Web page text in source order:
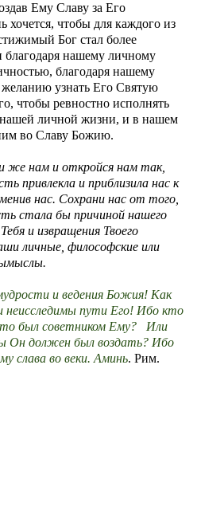
Ему Славу за Его
чтобы для каждого из
Бог стал более
благодаря нашему личному
благодаря нашему
узнать Его Святую
чтобы ревностно исполнять
личной жизни, и в нашем
во Славу Божию.
же нам и откройся нам так,
привлекла и приблизила нас к
нас. Сохрани нас от того,
стала бы причиной нашего
и извращения Твоего
личные, философские или
и ведения Божия! Как
пути Его! Ибо кто
был советником Ему? Или
Он должен был воздать? Ибо
слава во веки. Аминь. Рим.